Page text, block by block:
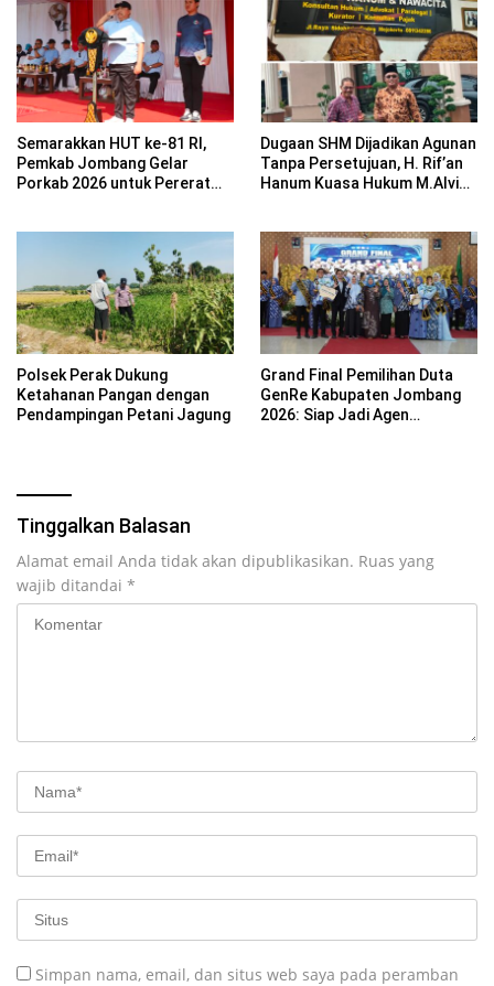
Semarakkan HUT ke-81 RI,
Pemkab Jombang Gelar
Porkab 2026 untuk Pererat
Dugaan SHM Dijadikan Agunan
Tanpa Persetujuan, H. Rif’an
Hanum Kuasa Hukum M.Alvin
Polsek Perak Dukung
Ketahanan Pangan dengan
Pendampingan Petani Jagung
Grand Final Pemilihan Duta
GenRe Kabupaten Jombang
2026: Siap Jadi Agen
Tinggalkan Balasan
Alamat email Anda tidak akan dipublikasikan. Ruas yang
wajib ditandai *
Simpan nama, email, dan situs web saya pada peramban